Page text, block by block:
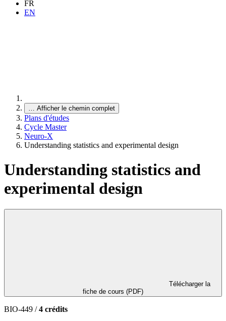
FR
EN
… Afficher le chemin complet
Plans d'études
Cycle Master
Neuro-X
Understanding statistics and experimental design
Understanding statistics and
experimental design
fiche de cours (PDF)
BIO-449 /4 crédits